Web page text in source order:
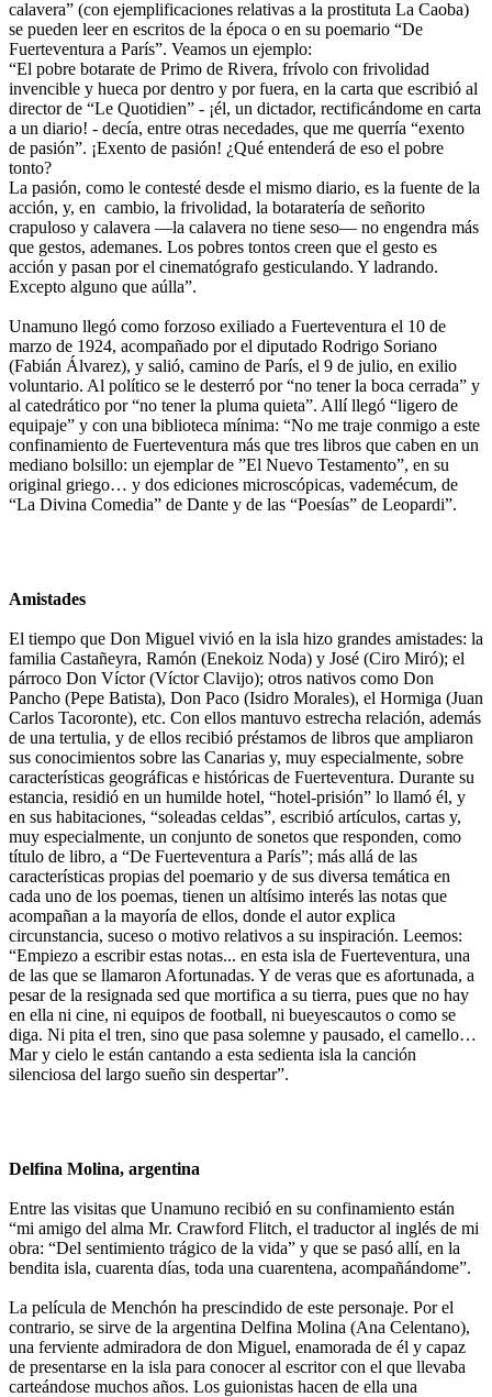
calavera” (con ejemplificaciones relativas a la prostituta La Caoba)
se pueden leer en escritos de la época o en su poemario “De
Fuerteventura a París”. Veamos un ejemplo:
“El pobre botarate de Primo de Rivera, frívolo con frivolidad
invencible y hueca por dentro y por fuera, en la carta que escribió al
director de “Le Quotidien” - ¡él, un dictador, rectificándome en carta
a un diario! - decía, entre otras necedades, que me querría “exento
de pasión”. ¡Exento de pasión! ¿Qué entenderá de eso el pobre
tonto?
La pasión, como le contesté desde el mismo diario, es la fuente de la
acción, y, en cambio, la frivolidad, la botaratería de señorito
crapuloso y calavera —la calavera no tiene seso— no engendra más
que gestos, ademanes. Los pobres tontos creen que el gesto es
acción y pasan por el cinematógrafo gesticulando. Y ladrando.
Excepto alguno que aúlla”.
Unamuno llegó como forzoso exiliado a Fuerteventura el 10 de
marzo de 1924, acompañado por el diputado Rodrigo Soriano
(Fabián Álvarez), y salió, camino de París, el 9 de julio, en exilio
voluntario. Al político se le desterró por “no tener la boca cerrada” y
al catedrático por “no tener la pluma quieta”. Allí llegó “ligero de
equipaje” y con una biblioteca mínima: “No me traje conmigo a este
confinamiento de Fuerteventura más que tres libros que caben en un
mediano bolsillo: un ejemplar de ”El Nuevo Testamento”, en su
original griego… y dos ediciones microscópicas, vademécum, de
“La Divina Comedia” de Dante y de las “Poesías” de Leopardi”.
Amistades
El tiempo que Don Miguel vivió en la isla hizo grandes amistades: la
familia Castañeyra, Ramón (Enekoiz Noda) y José (Ciro Miró); el
párroco Don Víctor (Víctor Clavijo); otros nativos como Don
Pancho (Pepe Batista), Don Paco (Isidro Morales), el Hormiga (Juan
Carlos Tacoronte), etc. Con ellos mantuvo estrecha relación, además
de una tertulia, y de ellos recibió préstamos de libros que ampliaron
sus conocimientos sobre las Canarias y, muy especialmente, sobre
características geográficas e históricas de Fuerteventura. Durante su
estancia, residió en un humilde hotel, “hotel-prisión” lo llamó él, y
en sus habitaciones, “soleadas celdas”, escribió artículos, cartas y,
muy especialmente, un conjunto de sonetos que responden, como
título de libro, a “De Fuerteventura a París”; más allá de las
características propias del poemario y de sus diversa temática en
cada uno de los poemas, tienen un altísimo interés las notas que
acompañan a la mayoría de ellos, donde el autor explica
circunstancia, suceso o motivo relativos a su inspiración. Leemos:
“Empiezo a escribir estas notas... en esta isla de Fuerteventura, una
de las que se llamaron Afortunadas. Y de veras que es afortunada, a
pesar de la resignada sed que mortifica a su tierra, pues que no hay
en ella ni cine, ni equipos de football, ni bueyescautos o como se
diga. Ni pita el tren, sino que pasa solemne y pausado, el camello…
Mar y cielo le están cantando a esta sedienta isla la canción
silenciosa del largo sueño sin despertar”.
Delfina Molina, argentina
Entre las visitas que Unamuno recibió en su confinamiento están
“mi amigo del alma Mr. Crawford Flitch, el traductor al inglés de mi
obra: “Del sentimiento trágico de la vida” y que se pasó allí, en la
bendita isla, cuarenta días, toda una cuarentena, acompañándome”.
La película de Menchón ha prescindido de este personaje. Por el
contrario, se sirve de la argentina Delfina Molina (Ana Celentano),
una ferviente admiradora de don Miguel, enamorada de él y capaz
de presentarse en la isla para conocer al escritor con el que llevaba
carteándose muchos años. Los guionistas hacen de ella una